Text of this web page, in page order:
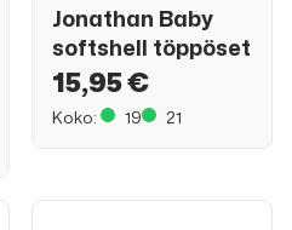
Jonathan Baby
softshell töppöset
15,95 €
Koko: 19 21